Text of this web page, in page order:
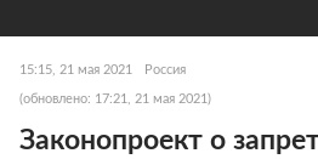
15:15, 21 мая 2021 Россия
(обновлено: 17:21, 21 мая 2021)
Законопроект о